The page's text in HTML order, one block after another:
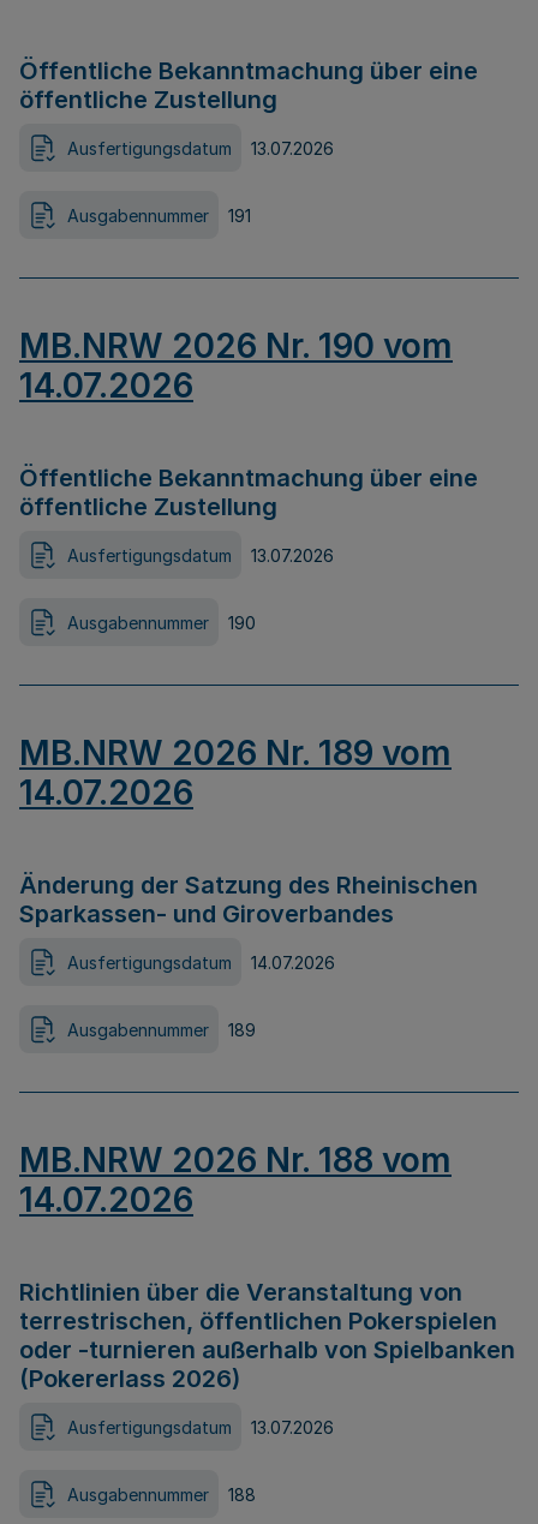
Öffentliche Bekanntmachung über eine
öffentliche Zustellung
Ausfertigungsdatum 13.07.2026
Ausgabennummer 191
MB.NRW 2026 Nr. 190 vom
14.07.2026
Öffentliche Bekanntmachung über eine
öffentliche Zustellung
Ausfertigungsdatum 13.07.2026
Ausgabennummer 190
MB.NRW 2026 Nr. 189 vom
14.07.2026
Änderung der Satzung des Rheinischen
Sparkassen- und Giroverbandes
Ausfertigungsdatum 14.07.2026
Ausgabennummer 189
MB.NRW 2026 Nr. 188 vom
14.07.2026
Richtlinien über die Veranstaltung von
terrestrischen, öffentlichen Pokerspielen
oder -turnieren außerhalb von Spielbanken
(Pokererlass 2026)
Ausfertigungsdatum 13.07.2026
Ausgabennummer 188